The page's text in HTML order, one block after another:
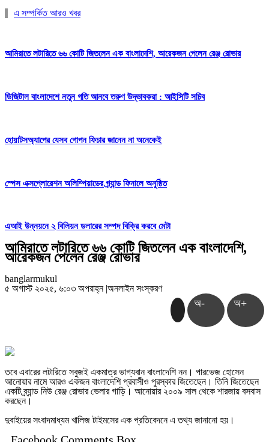
এ সম্পর্কিত আরও খবর
আমিরাতে লটারিতে ৬৬ কোটি জিতলেন এক বাংলাদেশি, আরেকজন পেলেন রেঞ্জ রোভার
ডিজিটাল বাংলাদেশে নতুন গতি আনবে তরুণ উদ্ভাবকরা : আইসিটি সচিব
হোয়াটসঅ্যাপের যেসব গোপন ফিচার জানেন না অনেকেই
স্পেস এক্সপ্লোরেশন অলিম্পিয়াডের গ্র্যান্ড ফিনালে অনুষ্ঠিত
এআই উন্নয়নে ২ বিলিয়ন ডলারের সম্পদ বিক্রি করবে মেটা
আমিরাতে লটারিতে ৬৬ কোটি জিতলেন এক বাংলাদেশি,
আরেকজন পেলেন রেঞ্জ রোভার
banglarmukul
৫ অগাস্ট ২০২৫, ৬:০৩ অপরাহ্ন |অনলাইন সংস্করণ
অ- অ+
তবে এবারের লটারিতে সবুজই একমাত্র ভাগ্যবান বাংলাদেশি নন। পারভেজ হোসেন
আনোয়ার নামে আরও একজন বাংলাদেশি প্রবাসীও পুরস্কার জিতেছেন। তিনি জিতেছেন
একটি ব্র্যান্ড নিউ রেঞ্জ রোভার ভেলার গাড়ি। আনোয়ার ২০০৯ সাল থেকে শারজায় বসবাস
করছেন।
দুবাইয়ের সংবাদমাধ্যম খালিজ টাইমসের এক প্রতিবেদনে এ তথ্য জানানো হয়।